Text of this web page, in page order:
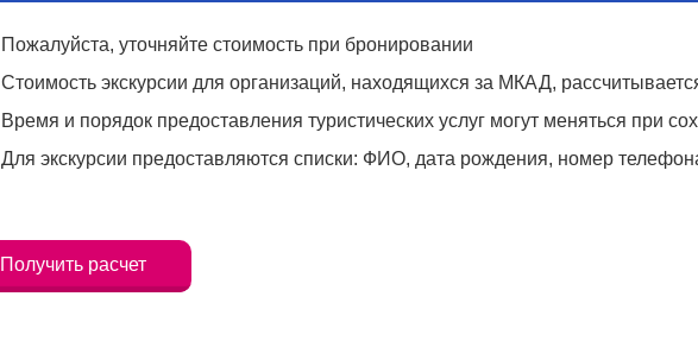
Пожалуйста, уточняйте стоимость при бронировании
Стоимость экскурсии для организаций, находящихся за МКАД,
Время и порядок предоставления туристических услуг могут меняться при
Для экскурсии предоставляются списки: ФИО, дата рождения, номер
Получить расчет